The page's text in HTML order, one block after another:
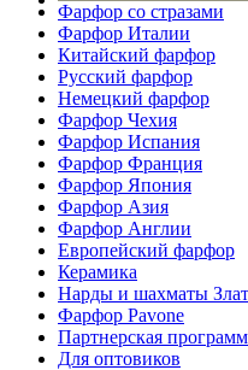
Фарфор со стразами
Фарфор Италии
Китайский фарфор
Русский фарфор
Немецкий фарфор
Фарфор Чехия
Фарфор Испания
Фарфор Франция
Фарфор Япония
Фарфор Азия
Фарфор Англии
Европейский фарфор
Керамика
Нарды и шахматы
Фарфор Pavone
Партнерская
Для оптовиков